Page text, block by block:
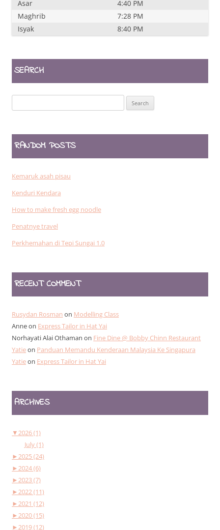
Asar
4:40 PM
Maghrib
7:28 PM
Isyak
8:40 PM
SEARCH
for:
RANDOM POSTS
Kemaruk asah pisau
Kenduri Kendara
How to make fresh egg noodle
Penatnye travel
Perkhemahan di Tepi Sungai 1.0
RECENT COMMENT
Rusydan Rosman on Modelling Class
Anneon Express Tailor in Hat Yai
Norhayati Alai Othaman on Fine Dine @ Bobby Chinn Restaurant
Yatieon Panduan Memandu Kenderaan Malaysia Ke Singapura
Yatieon Express Tailor in Hat Yai
ARCHIVES
▼2026 (1)
July (1)
►2025 (24)
►2024 (6)
►2023 (7)
►2022 (11)
►2021 (12)
►2020 (15)
►2019 (12)